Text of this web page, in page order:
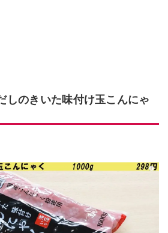
しのきいた味付け玉こんにゃ